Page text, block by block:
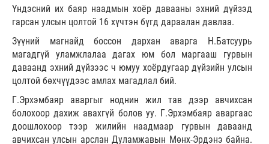
Үндэсний их баяр наадмын хоёр давааны эхний дүйзэд
гарсан улсын цолтой 16 хүчтэн бүгд дараалан давлаа.
Зүүний магнайд боссон дархан аварга Н.Батсуурь
магадгүй уламжлалаа дагах юм бол маргааш гурвын
даваанд эхний дүйзээс ч юмуу хоёрдугаар дүйзийн улсын
цолтой бөхчүүдээс амлах магадлал бий.
Г.Эрхэмбаяр аваргыг ноднин жил тав дээр авчихсан
болохоор дахиж авахгүй болов уу. Г.Эрхэмбаяр аваргаас
доошлохоор тээр жилийн наадмаар гурвын даваанд
авчихсан улсын арслан Дуламжавын Мөнх-Эрдэнэ байна.